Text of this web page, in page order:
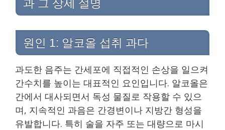
과 그 상세 설명
원인 1: 알코올 섭취 과다
과도한 음주는 간세포에 직접적인 손상을 일으켜
간수치를 높이는 대표적인 요인입니다. 알코올은
간에서 대사되면서 독성 물질로 작용할 수 있으
며, 지속적인 과음은 간경변이나 지방간 형성을
유발합니다. 특히 술을 자주 또는 대량으로 마시